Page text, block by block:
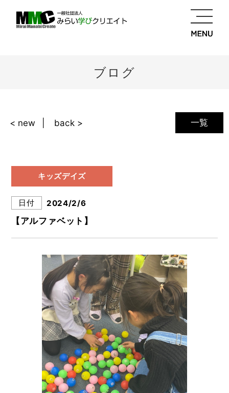
ブログ
一覧
< new back >
キッズデイズ
日付 2024/2/6
【アルファベット】